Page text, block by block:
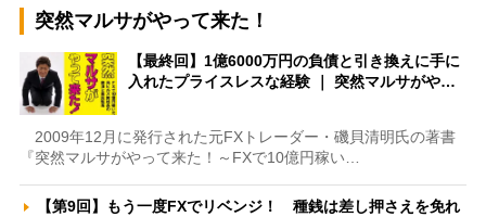
突然マルサがやって来た！
【最終回】1億6000万円の負債と引き換えに手に
入れたプライスレスな経験 ｜ 突然マルサがや…
2009年12月に発行された元FXトレーダー・磯貝清明氏の著書
『突然マルサがやって来た！～FXで10億円稼い…
【第9回】もう一度FXでリベンジ！ 種銭は差し押さえを免れ